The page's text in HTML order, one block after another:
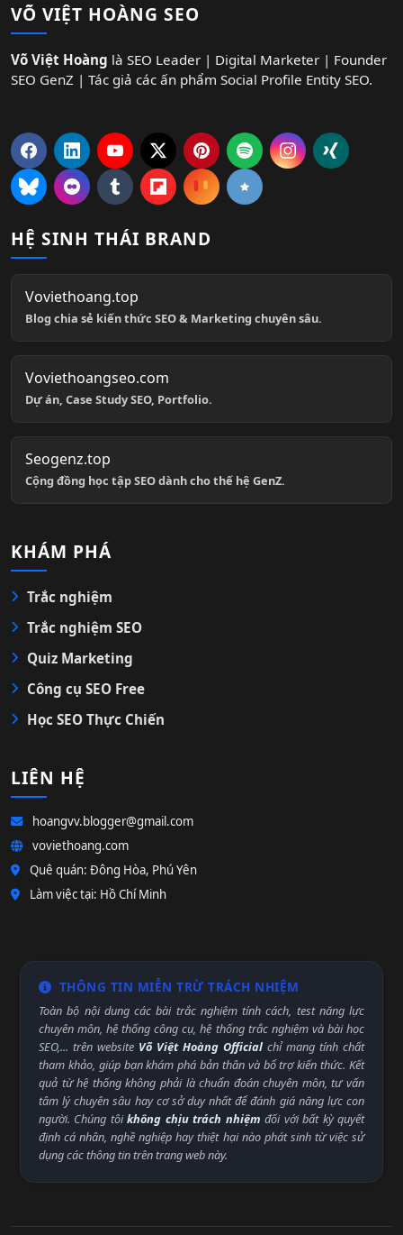
VÕ VIỆT HOÀNG SEO
Võ Việt Hoàng là SEO Leader | Digital Marketer | Founder
SEO GenZ | Tác giả các ấn phẩm Social Profile Entity SEO.
HỆ SINH THÁI BRAND
Voviethoang.top
Blog chia sẻ kiến thức SEO & Marketing chuyên sâu.
Voviethoangseo.com
Dự án, Case Study SEO, Portfolio.
Seogenz.top
Cộng đồng học tập SEO dành cho thế hệ GenZ.
KHÁM PHÁ
Trắc nghiệm
Trắc nghiệm SEO
Quiz Marketing
Công cụ SEO Free
Học SEO Thực Chiến
LIÊN HỆ
hoangvv.blogger@gmail.com
voviethoang.com
Quê quán: Đông Hòa, Phú Yên
Làm việc tại: Hồ Chí Minh
THÔNG TIN MIỄN TRỪ TRÁCH NHIỆM
Toàn bộ nội dung các bài trắc nghiệm tính cách, test năng lực
chuyên môn, hệ thống công cụ, hệ thống trắc nghiệm và bài học
SEO,... trên website Võ Việt Hoàng Official chỉ mang tính chất
tham khảo, giúp bạn khám phá bản thân và bổ trợ kiến thức. Kết
quả từ hệ thống không phải là chuẩn đoán chuyên môn, tư vấn
tâm lý chuyên sâu hay cơ sở duy nhất để đánh giá năng lực con
người. Chúng tôikhông chịu trách nhiệm đối với bất kỳ quyết
định cá nhân, nghề nghiệp hay thiệt hại nào phát sinh từ việc sử
dụng các thông tin trên trang web này.